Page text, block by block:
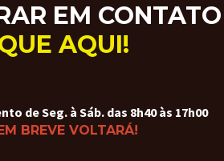
EM CONTATO
AQUI!
de Seg. à Sáb. das 8h40 às 17h00
BREVE VOLTARÁ!